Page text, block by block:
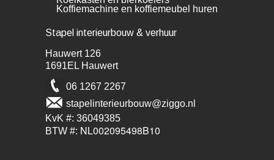
Koffiemachine en koffiemeubel huren
Stapel interieurbouw & verhuur
Hauwert 126
1691EL Hauwert
06 1267 2267
stapelinterieurbouw@ziggo.nl
KvK #: 36049385
BTW #: NL002095498B10